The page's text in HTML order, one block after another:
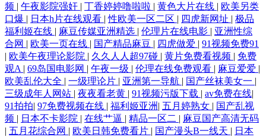
频 | 午夜影院强奸 | 丁香婷婷噜啦啦 | 黄色大片在线 | 欧美另类
口爆 | 日本h片在线观看 |性欧美一区二区 | 四虎新网址 | 极品
福利姬在线 | 麻豆传媒亚洲精选 | 伦理片在线电影 | 亚洲性综
合网 | 欧美一页在线 | 国产精品麻豆 | 四虎做爱 | 91视频免费91
| 欧美午夜理论影院 | 久久人人超97碰 | 黄片免费看视频 | 免费
观A | 69岛国电影网 | 午夜一级 | 伦理在线免费观看 | 麻豆爱爱 |
欧美乱伦大全 | 一级理论片 | 亚洲第一导航 | 国产丝袜美女一 |
三级成年人网站 | 夜夜看老黄 | 91视频污版下载 | av免费在线|
91拍拍| 97免费视频在线 | 福利姬亚洲 | 五月婷熟女 | 国产乱视
频 | 日本不卡影院 | 在线艹逼 | 精品一区二 | 麻豆国产高清无码
| 五月花综合网 | 欧美日韩免费看片 | 国产漫头B一线天 | 日本